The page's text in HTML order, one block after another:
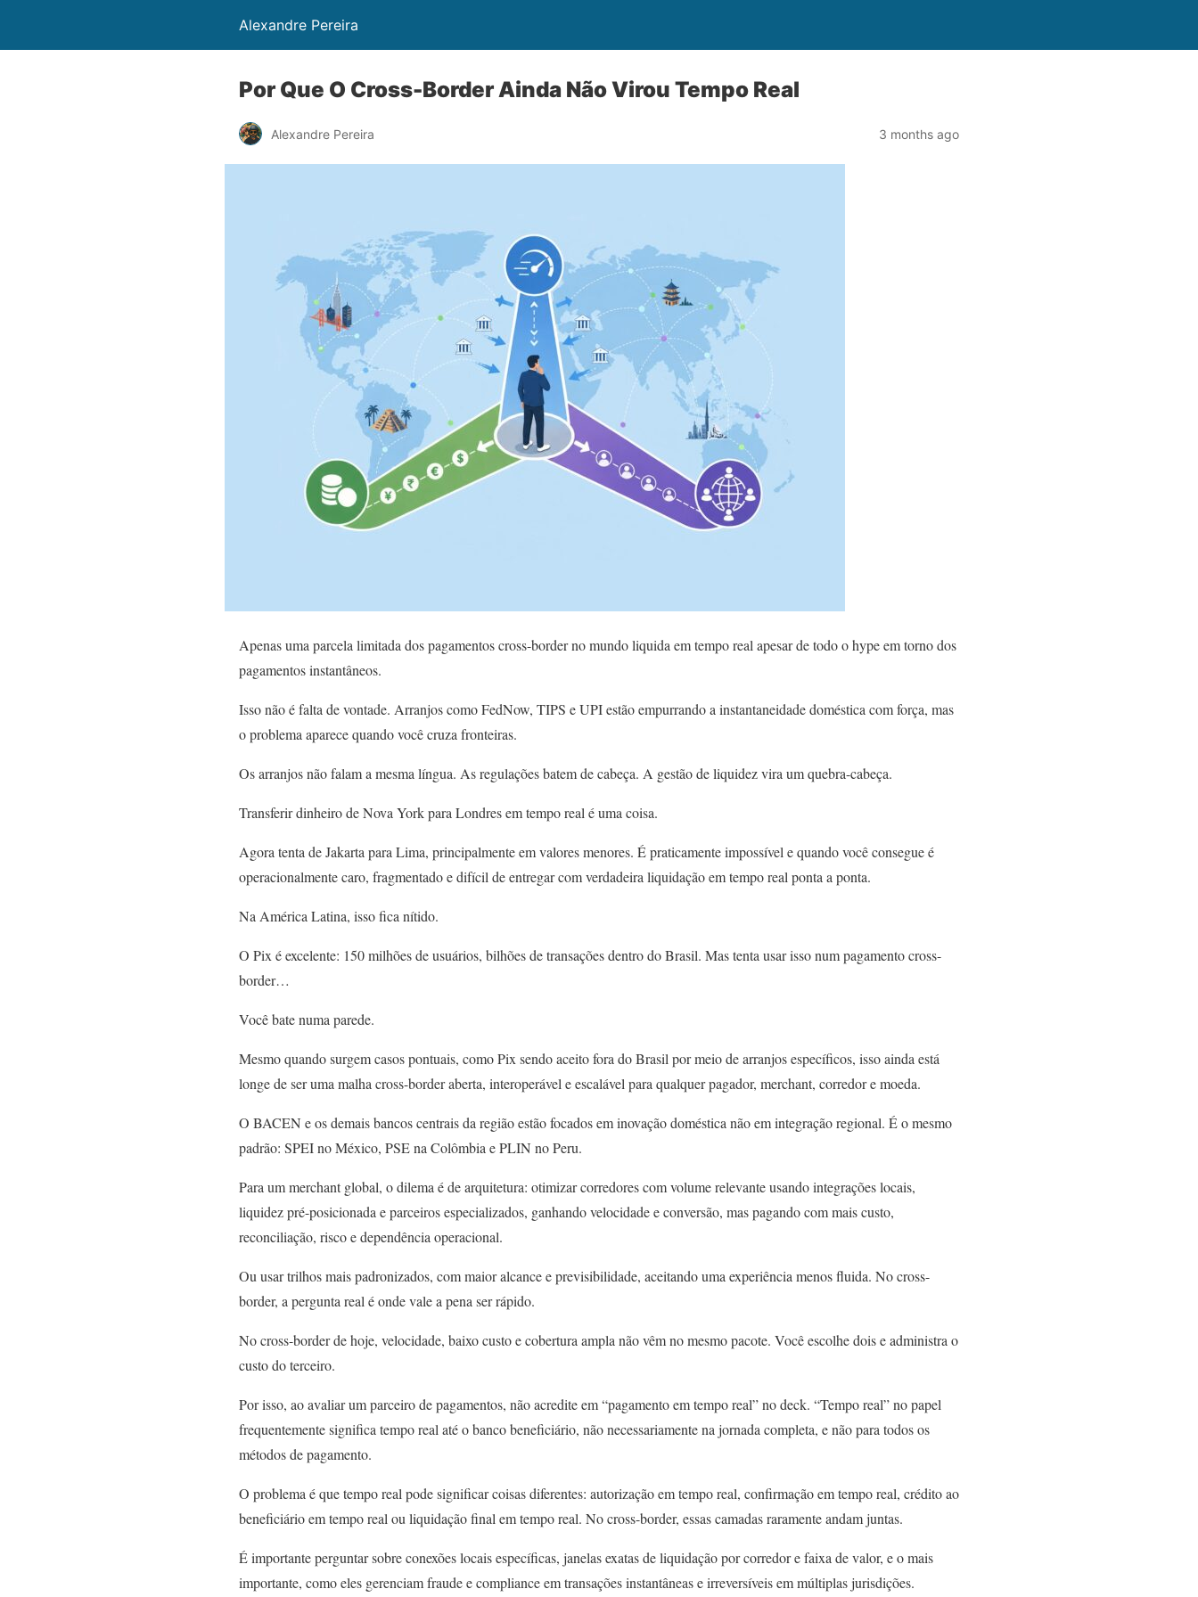
Alexandre Pereira
Por Que O Cross-Border Ainda Não Virou Tempo Real
Alexandre Pereira 3 months ago
Apenas uma parcela limitada dos pagamentos cross-border no mundo liquida em tempo real apesar de todo o hype em torno dos
pagamentos instantâneos.
Isso não é falta de vontade. Arranjos como FedNow, TIPS e UPI estão empurrando a instantaneidade doméstica com força, mas
o problema aparece quando você cruza fronteiras.
Os arranjos não falam a mesma língua. As regulações batem de cabeça. A gestão de liquidez vira um quebra-cabeça.
Transferir dinheiro de Nova York para Londres em tempo real é uma coisa.
Agora tenta de Jakarta para Lima, principalmente em valores menores. É praticamente impossível e quando você consegue é
operacionalmente caro, fragmentado e difícil de entregar com verdadeira liquidação em tempo real ponta a ponta.
Na América Latina, isso fica nítido.
O Pix é excelente: 150 milhões de usuários, bilhões de transações dentro do Brasil. Mas tenta usar isso num pagamento cross-
border…
Você bate numa parede.
Mesmo quando surgem casos pontuais, como Pix sendo aceito fora do Brasil por meio de arranjos específicos, isso ainda está
longe de ser uma malha cross-border aberta, interoperável e escalável para qualquer pagador, merchant, corredor e moeda.
O BACEN e os demais bancos centrais da região estão focados em inovação doméstica não em integração regional. É o mesmo
padrão: SPEI no México, PSE na Colômbia e PLIN no Peru.
Para um merchant global, o dilema é de arquitetura: otimizar corredores com volume relevante usando integrações locais,
liquidez pré-posicionada e parceiros especializados, ganhando velocidade e conversão, mas pagando com mais custo,
reconciliação, risco e dependência operacional.
Ou usar trilhos mais padronizados, com maior alcance e previsibilidade, aceitando uma experiência menos fluida. No cross-
border, a pergunta real é onde vale a pena ser rápido.
No cross-border de hoje, velocidade, baixo custo e cobertura ampla não vêm no mesmo pacote. Você escolhe dois e administra o
custo do terceiro.
Por isso, ao avaliar um parceiro de pagamentos, não acredite em “pagamento em tempo real” no deck. “Tempo real” no papel
frequentemente significa tempo real até o banco beneficiário, não necessariamente na jornada completa, e não para todos os
métodos de pagamento.
O problema é que tempo real pode significar coisas diferentes: autorização em tempo real, confirmação em tempo real, crédito ao
beneficiário em tempo real ou liquidação final em tempo real. No cross-border, essas camadas raramente andam juntas.
É importante perguntar sobre conexões locais específicas, janelas exatas de liquidação por corredor e faixa de valor, e o mais
importante, como eles gerenciam fraude e compliance em transações instantâneas e irreversíveis em múltiplas jurisdições.